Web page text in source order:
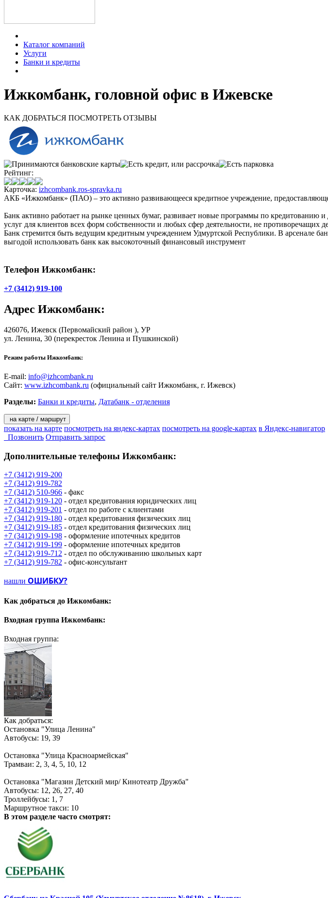
Каталог компаний
Услуги
Банки и кредиты
Ижкомбанк, головной офис в Ижевске
КАК ДОБРАТЬСЯ ПОСМОТРЕТЬ ОТЗЫВЫ
Рейтинг:
Карточка: izhcombank.ros-spravka.ru
АКБ «Ижкомбанк» (ПАО) – это активно развивающееся кредитное учреждение,
Банк активно работает на рынке ценных бумаг, развивает новые программы по кредитованию
услуг для клиентов всех форм собственности и любых сфер деятельности, не противоречащих
Банк стремится быть ведущим кредитным учреждением Удмуртской Республики. В арсенале
выгодой использовать банк как высокоточный финансовый инструмент
Телефон Ижкомбанк:
+7 (3412) 919-100
Адрес Ижкомбанк:
426076, Ижевск (Первомайский район ), УР
ул. Ленина, 30 (перекресток Ленина и Пушкинской)
Режим работы Ижкомбанк:
E-mail: info@izhcombank.ru
Сайт: www.izhcombank.ru (официальный сайт Ижкомбанк, г. Ижевск)
Разделы: Банки и кредиты, Датабанк - отделения
на карте / маршрут
показать на карте посмотреть на яндекс-картах посмотреть на google-картах в Яндекс-навигатор
Позвонить Отправить запрос
Дополнительные телефоны Ижкомбанк:
+7 (3412) 919-200
+7 (3412) 919-782
+7 (3412) 510-966 - факс
+7 (3412) 919-120 - отдел кредитования юридических лиц
+7 (3412) 919-201 - отдел по работе с клиентами
+7 (3412) 919-180 - отдел кредитования физических лиц
+7 (3412) 919-185 - отдел кредитования физических лиц
+7 (3412) 919-198 - оформление ипотечных кредитов
+7 (3412) 919-199 - оформление ипотечных кредитов
+7 (3412) 919-712 - отдел по обслуживанию школьных карт
+7 (3412) 919-782 - офис-консультант
нашли ОШИБКУ?
Как добраться до Ижкомбанк:
Входная группа Ижкомбанк:
Входная группа:
Как добраться:
Остановка "Улица Ленина"
Автобусы: 19, 39
Остановка "Улица Красноармейская"
Трамваи: 2, 3, 4, 5, 10, 12
Остановка "Магазин Детский мир/ Кинотеатр Дружба"
Автобусы: 12, 26, 27, 40
Троллейбусы: 1, 7
Маршрутное такси: 10
В этом разделе часто смотрят: